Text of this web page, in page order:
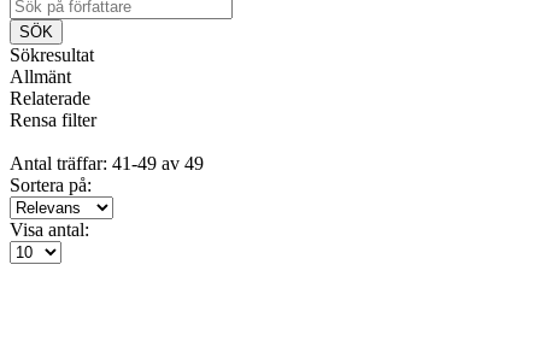
Sökresultat
Allmänt
Relaterade
Rensa filter
Antal träffar: 41-49 av 49
Sortera på:
Visa antal: